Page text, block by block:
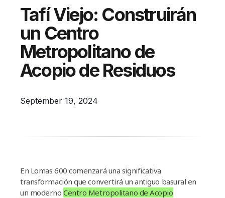
Campañas
Arbolado
Residuos
Proyectos
Empleos Verdes Locales
Edificios Municipales Energéticamente
Tafí Viejo: Construirán
un Centro
Metropolitano de
Acopio de Residuos
September 19, 2024
En Lomas 600 comenzará una significativa
transformación que convertirá un antiguo basural en
un modernoCentro Metropolitano de Acopio